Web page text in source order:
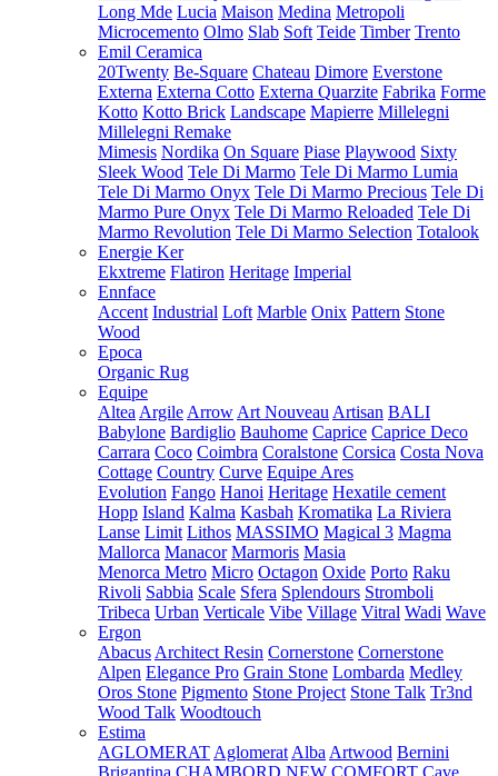
Long Mde Lucia Maison Medina Metropoli
Microcemento Olmo Slab Soft Teide Timber Trento
Emil Ceramica
20Twenty Be-Square Chateau Dimore Everstone
Externa Externa Cotto Externa Quarzite Fabrika Forme
Kotto Kotto Brick Landscape Mapierre Millelegni
Millelegni Remake
Mimesis Nordika On Square Piase Playwood Sixty
Sleek Wood Tele Di Marmo Tele Di Marmo Lumia
Tele Di Marmo Onyx Tele Di Marmo Precious Tele Di
Marmo Pure Onyx Tele Di Marmo Reloaded Tele Di
Marmo Revolution Tele Di Marmo Selection Totalook
Energie Ker
Ekxtreme Flatiron Heritage Imperial
Ennface
Accent Industrial Loft Marble Onix Pattern Stone
Wood
Epoca
Organic Rug
Equipe
Altea Argile Arrow Art Nouveau Artisan BALI
Babylone Bardiglio Bauhome Caprice Caprice Deco
Carrara Coco Coimbra Coralstone Corsica Costa Nova
Cottage Country Curve Equipe Ares
Evolution Fango Hanoi Heritage Hexatile cement
Hopp Island Kalma Kasbah Kromatika La Riviera
Lanse Limit Lithos MASSIMO Magical 3 Magma
Mallorca Manacor Marmoris Masia
Menorca Metro Micro Octagon Oxide Porto Raku
Rivoli Sabbia Scale Sfera Splendours Stromboli
Tribeca Urban Verticale Vibe Village Vitral Wadi Wave
Ergon
Abacus Architect Resin Cornerstone Cornerstone
Alpen Elegance Pro Grain Stone Lombarda Medley
Oros Stone Pigmento Stone Project Stone Talk Tr3nd
Wood Talk Woodtouch
Estima
AGLOMERAT Aglomerat Alba Artwood Bernini